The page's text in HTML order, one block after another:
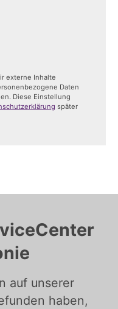
externe Inhalte
Daten
Diese Einstellung
später
auf unserer
haben,